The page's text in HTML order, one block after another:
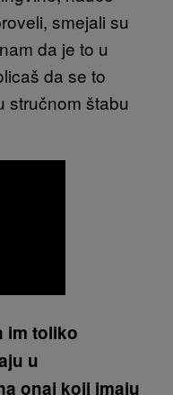
smejali su
da je to u
da se to
stručnom štabu
im toliko
u
onaj koji imaju